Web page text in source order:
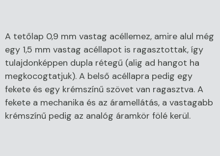
A tetőlap 0,9 mm vastag acéllemez, amire alul még
egy 1,5 mm vastag acéllapot is ragasztottak, így
tulajdonképpen dupla rétegű (alig ad hangot ha
megkocogtatjuk). A belső acéllapra pedig egy
fekete és egy krémszínű szövet van ragasztva. A
fekete a mechanika és az áramellátás, a vastagabb
krémszínű pedig az analóg áramkör fölé kerül.